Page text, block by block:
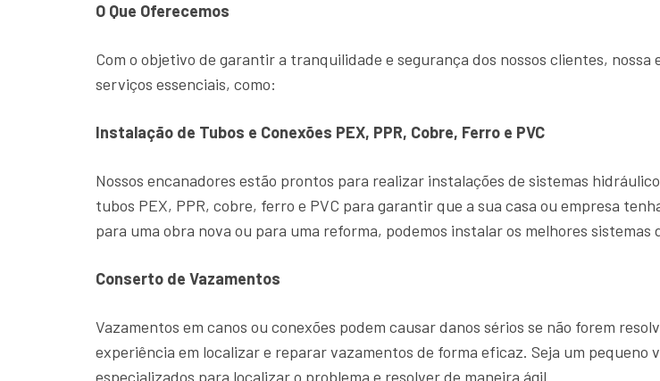
O Que Oferecemos
Com o objetivo de garantir a tranquilidade e segurança dos nossos clientes, nossa
serviços essenciais, como:
Instalação de Tubos e Conexões PEX, PPR, Cobre, Ferro e PVC
Nossos encanadores estão prontos para realizar instalações de sistemas
tubos PEX, PPR, cobre, ferro e PVC para garantir que a sua casa ou empresa
para uma obra nova ou para uma reforma, podemos instalar os melhores
Conserto de Vazamentos
Vazamentos em canos ou conexões podem causar danos sérios se não forem
experiência em localizar e reparar vazamentos de forma eficaz. Seja um
especializados para localizar o problema e resolver de maneira ágil.